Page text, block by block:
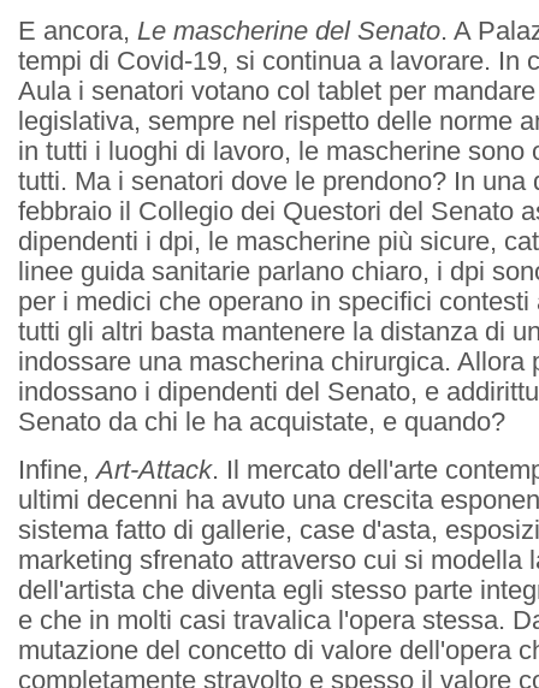
E ancora, Le mascherine del Senato. A
tempi di Covid-19, si continua a lavorare. In
Aula i senatori votano col tablet per mandare
legislativa, sempre nel rispetto delle norme
in tutti i luoghi di lavoro, le mascherine sono
tutti. Ma i senatori dove le prendono? In una
febbraio il Collegio dei Questori del Senato
dipendenti i dpi, le mascherine più sicure,
linee guida sanitarie parlano chiaro, i dpi
per i medici che operano in specifici
tutti gli altri basta mantenere la distanza di
indossare una mascherina chirurgica. Allora
indossano i dipendenti del Senato, e
Senato da chi le ha acquistate, e quando?
Infine,Art-Attack. Il mercato dell'arte
ultimi decenni ha avuto una crescita
sistema fatto di gallerie, case d'asta,
marketing sfrenato attraverso cui si modella
dell'artista che diventa egli stesso parte
e che in molti casi travalica l'opera stessa.
mutazione del concetto di valore dell'opera
completamente stravolto e spesso il valore